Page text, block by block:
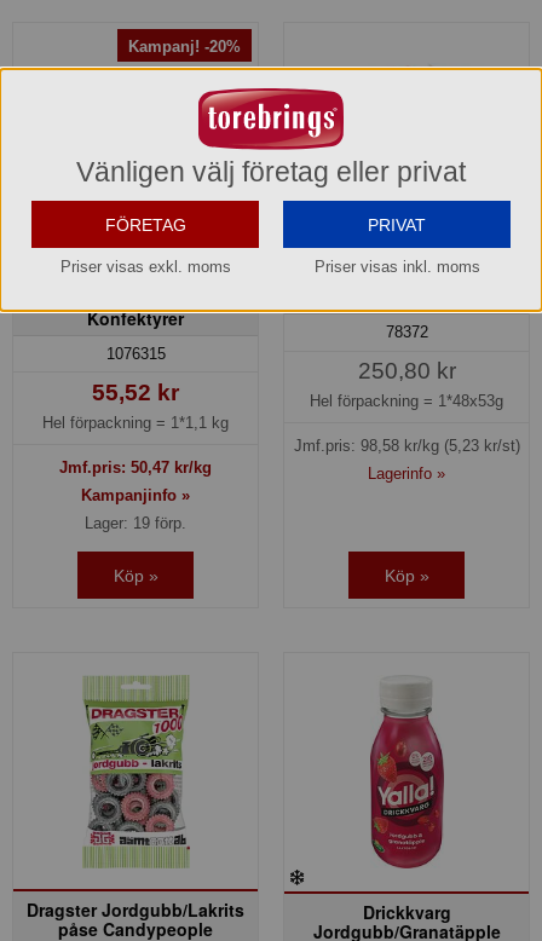
Kampanj! -20%
Chokladelefanter med
Konfektyrer
1076315
55,52 kr
Hel förpackning = 1*1,1 kg
Jmf.pris: 50,47 kr/kg
Kampanjinfo »
Lager: 19 förp.
Köp »
78372
250,80 kr
Hel förpackning = 1*48x53g
Jmf.pris: 98,58kr/kg (5,23 kr/st)
Lagerinfo »
Köp »
Dragster Jordgubb/Lakrits
påse Candypeople
Drickkvarg
Jordgubb/Granatäpple
Vänligen välj företag eller privat
FÖRETAG
Priser visas exkl. moms
PRIVAT
Priser visas inkl. moms